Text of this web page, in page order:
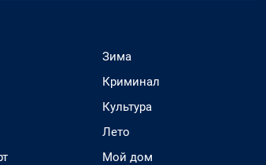
Зима
Криминал
Культура
Лето
Мой дом